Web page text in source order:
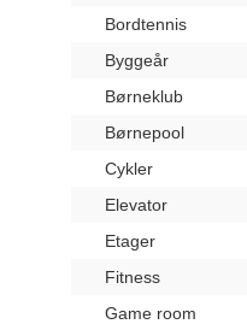
Bordtennis
Byggeår
Børneklub
Børnepool
Cykler
Elevator
Etager
Fitness
Game room